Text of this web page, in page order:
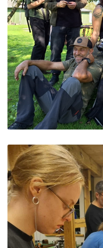
ES projektas
ES projektas
ES projektas
ES Projektas
Projektai
ES PROJEKTAS
festivalis. III-asis
ES PROJEKTAS
suolelis
ES PROJEKTAS
informaciniai stendai
suolelis
ES PROJEKTAS
festivalio ,,atidarymas"
ES PROJEKTAS
šviesos takas